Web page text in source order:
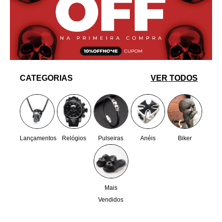
CATEGORIAS VER TODOS
Lançamentos Relógios Pulseiras Anéis Biker
Mais
Vendidos